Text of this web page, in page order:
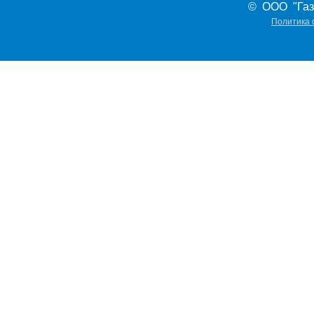
© ООО
Политика